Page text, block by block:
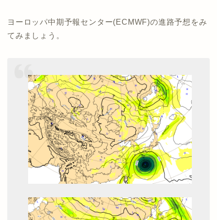
ヨーロッパ中期予報センター(ECMWF)の進路予想をみ
てみましょう。